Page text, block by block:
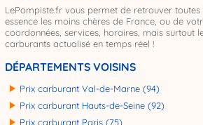
LePompiste.fr vous permet de retrouver toutes
essence les moins chères de France, ou de
coordonnées, services, horaires, mais surtout
carburants actualisé en temps réel !
DÉPARTEMENTS VOISINS
Prix carburant Val-de-Marne (94)
Prix carburant Hauts-de-Seine (92)
Prix carburant Paris (75)